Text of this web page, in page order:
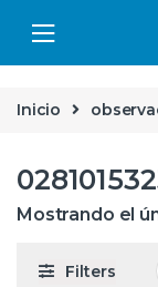
Inicio
Mostrando el
Filters